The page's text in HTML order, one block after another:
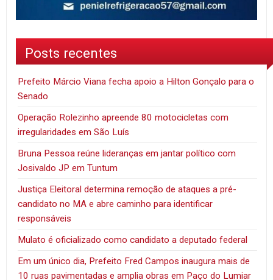
Posts recentes
Prefeito Márcio Viana fecha apoio a Hilton Gonçalo para o
Senado
Operação Rolezinho apreende 80 motocicletas com
irregularidades em São Luís
Bruna Pessoa reúne lideranças em jantar político com
Josivaldo JP em Tuntum
Justiça Eleitoral determina remoção de ataques a pré-
candidato no MA e abre caminho para identificar
responsáveis
Mulato é oficializado como candidato a deputado federal
Em um único dia, Prefeito Fred Campos inaugura mais de
10 ruas pavimentadas e amplia obras em Paço do Lumiar